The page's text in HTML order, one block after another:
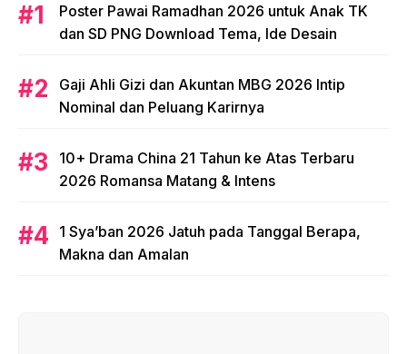
Poster Pawai Ramadhan 2026 untuk Anak TK
dan SD PNG Download Tema, Ide Desain
Gaji Ahli Gizi dan Akuntan MBG 2026 Intip
Nominal dan Peluang Karirnya
10+ Drama China 21 Tahun ke Atas Terbaru
2026 Romansa Matang & Intens
1 Sya’ban 2026 Jatuh pada Tanggal Berapa,
Makna dan Amalan